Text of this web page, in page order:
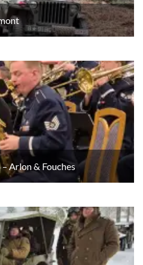
Arlon & Fouches